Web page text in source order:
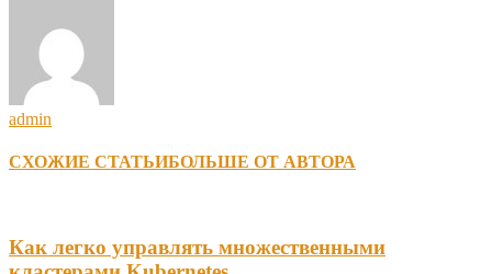
admin
СХОЖИЕ СТАТЬИБОЛЬШЕ ОТ АВТОРА
Как легко управлять множественными